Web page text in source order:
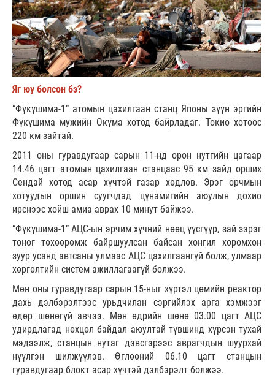
Яг юу болсон бэ?
“Фүкүшима-1” атомын цахилгаан станц Японы зүүн эргийн
Фүкүшима мужийн Окүма хотод байрладаг. Токио хотоос
220 км зайтай.
2011 оны гуравдугаар сарын 11-нд орон нутгийн цагаар
14.46 цагт атомын цахилгаан станцаас 95 км зайд орших
Сендай хотод асар хүчтэй газар хөдлөв. Эрэг орчмын
хотуудын оршин суугчдад цүнамигийн аюулын дохио
ирснээс хойш амиа аврах 10 минут байжээ.
“Фүкүшима-1” АЦС-ын эрчим хүчний нөөц үүсгүүр, зай зэрэг
тоног төхөөрөмж байршуулсан байсан хонгил хоромхон
зуур усанд автсаны улмаас АЦС цахилгаангүй болж, улмаар
хөргөлтийн систем ажиллагаагүй болжээ.
Мөн оны гуравдугаар сарын 15-ныг хүртэл цөмийн реактор
дахь дэлбэрэлтээс урьдчилан сэргийлэх арга хэмжээг
өдөр шөнөгүй авчээ. Мөн өдрийн шөнө 03.00 цагт АЦС
удирдлагад нөхцөл байдал аюултай түвшинд хүрсэн тухай
мэдээлж, станцын нутаг дэвсгэрээс аврагчдын шуурхай
нүүлгэн шилжүүлэв. Өглөөний 06.10 цагт станцын
гуравдугаар блокт асар хүчтэй дэлбэрэлт болжээ.